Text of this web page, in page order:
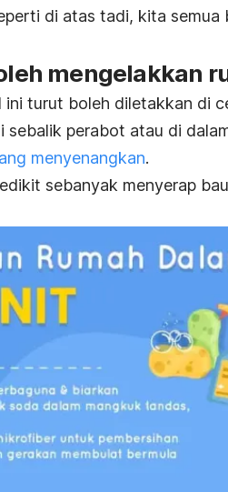
di atas tadi, kita semua
mengelakkan
ini turut boleh diletakkan di
sebalik perabot atau di
menyenangkan.
sebanyak menyerap